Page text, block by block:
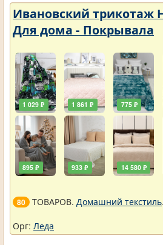
Ивановский трикотаж
Для дома - Покрывала
1 029 ₽
895 ₽
1 861 ₽
933 ₽
775 ₽
14 580 ₽
80 ТОВАРОВ. Домашний текстиль.
Орг: Леда